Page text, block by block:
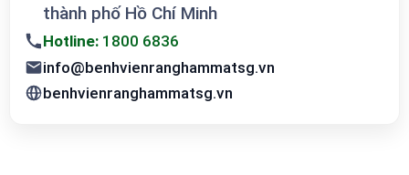
thành phố Hồ Chí Minh
Hotline: 1800 6836
info@benhvienranghammatsg.vn
benhvienranghammatsg.vn